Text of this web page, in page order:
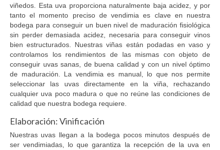
viñedos. Esta uva proporciona naturalmente baja acidez, y por
tanto el momento preciso de vendimia es clave en nuestra
bodega para conseguir un buen nivel de maduración fisiológica
sin perder demasiada acidez, necesaria para conseguir vinos
bien estructurados. Nuestras viñas están podadas en vaso y
controlamos los rendimientos de las mismas con objeto de
conseguir uvas sanas, de buena calidad y con un nivel óptimo
de maduración. La vendimia es manual, lo que nos permite
seleccionar las uvas directamente en la viña, rechazando
cualquier uva poco madura o que no reúne las condiciones de
calidad que nuestra bodega requiere.
Elaboración: Vinificación
Nuestras uvas llegan a la bodega pocos minutos después de
ser vendimiadas, lo que garantiza la recepción de la uva en